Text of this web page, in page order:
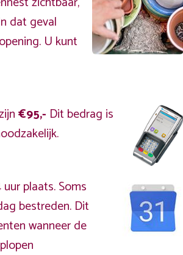
dat geval
U kunt
€95,- Dit bedrag is
plaats. Soms
bestreden. Dit
wanneer de